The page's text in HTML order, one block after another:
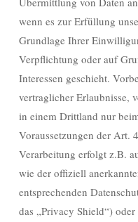
wenn es zur Erfüllung
Grundlage Ihrer
Verpflichtung oder auf
Interessen geschieht.
vertraglicher Erlaubnisse,
in einem Drittland nur
Voraussetzungen der Art.
Verarbeitung erfolgt z.B.
wie der offiziell
entsprechenden
das „Privacy Shield“)